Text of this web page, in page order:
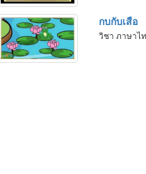
กบกับเสือ
วิชา ภาษาไ